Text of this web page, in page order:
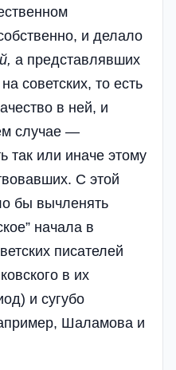
и делало
, а представлявших
советских, то есть
в ней, и
случае —
так или иначе этому
С этой
бы вычленять
начала в
писателей
в их
и сугубо
Шаламова и